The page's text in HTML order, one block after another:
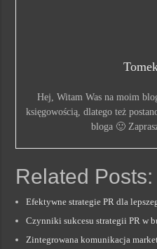
Hej, Witam Was na moim
księgowością, dlatego też
bloga 🙂
Related Posts:
Efektywne strategie PR dla
Czynniki sukcesu strategii PR w
Zintegrowana komunikacja